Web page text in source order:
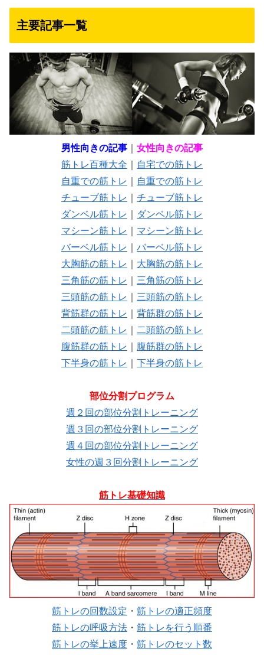
主要記事一覧
男性向きの記事
女性向きの記事
筋トレ百種大全
自宅での筋トレ
自重での筋トレ
自重での筋トレ
チューブ筋トレ
チューブ筋トレ
ダンベル筋トレ
ダンベル筋トレ
マシーン筋トレ
マシーン筋トレ
バーベル筋トレ
バーベル筋トレ
大胸筋の筋トレ
大胸筋の筋トレ
三角筋の筋トレ
三角筋の筋トレ
三頭筋の筋トレ
三頭筋の筋トレ
背筋群の筋トレ
背筋群の筋トレ
二頭筋の筋トレ
二頭筋の筋トレ
腹筋群の筋トレ
腹筋群の筋トレ
下半身の筋トレ
下半身の筋トレ
部位分割プログラム
週２回の部位分割トレーニング
週３回の部位分割トレーニング
週４回の部位分割トレーニング
女性の週３回分割トレーニング
筋トレ基礎知識
筋トレの回数設定 ・ 筋トレの適正頻度
筋トレの呼吸方法 ・ 筋トレを行う順番
筋トレの挙上速度 ・ 筋トレのセット数